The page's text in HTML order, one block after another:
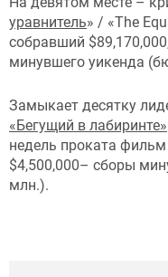
уравнитель» / «The
собравший
минувшего уикенда
Замыкает десятку
«Бегущий в лабиринте»
недель проката фильм
$4,500,000– сборы
млн.).